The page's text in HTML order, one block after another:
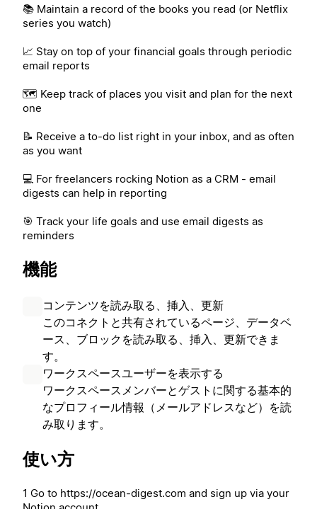
📚 Maintain a record of the books you read (or Netflix
series you watch)
📈 Stay on top of your financial goals through periodic
email reports
🗺️ Keep track of places you visit and plan for the next
one
📝 Receive a to-do list right in your inbox, and as often
as you want
💻 For freelancers rocking Notion as a CRM - email
digests can help in reporting
🎯 Track your life goals and use email digests as
reminders
機能
コンテンツを読み取る、挿入、更新
このコネクトと共有されているページ、データベ
ース、ブロックを読み取る、挿入、更新できま
す。
ワークスペースユーザーを表示する
ワークスペースメンバーとゲストに関する基本的
なプロフィール情報（メールアドレスなど）を読
み取ります。
使い方
1 Go to https://ocean-digest.com and sign up via your